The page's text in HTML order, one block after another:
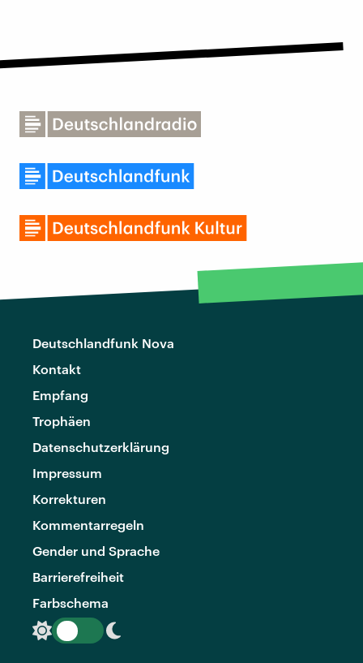
Deutschlandfunk Nova
Kontakt
Empfang
Trophäen
Datenschutzerklärung
Impressum
Korrekturen
Kommentarregeln
Gender und Sprache
Barrierefreiheit
Farbschema